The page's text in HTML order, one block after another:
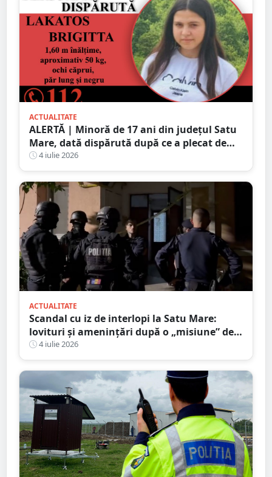
ACTUALITATE
ALERTĂ | Minoră de 17 ani din județul Satu
Mare, dată dispărută după ce a plecat de
acasă în toiul nopții. Poliția cere ajutorul
populației
4 iulie 2026
ACTUALITATE
Scandal cu iz de interlopi la Satu Mare:
lovituri și amenințări după o „misiune” de
recuperare a iubitei
4 iulie 2026